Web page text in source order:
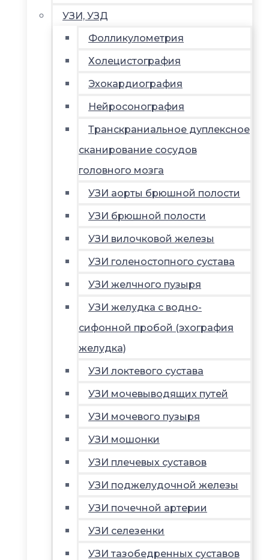
УЗИ, УЗД
Фолликулометрия
Холецистография
Эхокардиография
Нейросонография
Транскраниальное дуплексное
сканирование сосудов
головного мозга
УЗИ аорты брюшной полости
УЗИ брюшной полости
УЗИ вилочковой железы
УЗИ голеностопного сустава
УЗИ желчного пузыря
УЗИ желудка с водно-
сифонной пробой (эхография
желудка)
УЗИ локтевого сустава
УЗИ мочевыводящих путей
УЗИ мочевого пузыря
УЗИ мошонки
УЗИ плечевых суставов
УЗИ поджелудочной железы
УЗИ почечной артерии
УЗИ селезенки
УЗИ тазобедренных суставов